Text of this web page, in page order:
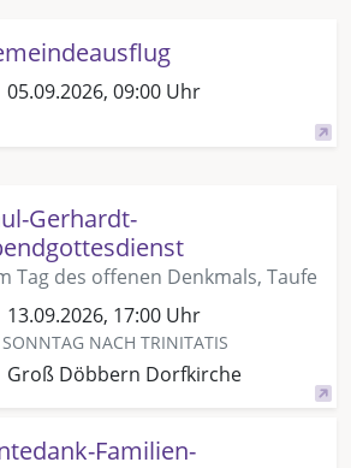
05.09.2026, 09:00 Uhr
Gerhardt-
Tag des offenen Denkmals, Taufe
13.09.2026, 17:00 Uhr
NACH TRINITATIS
Groß Döbbern Dorfkirche
Familien-